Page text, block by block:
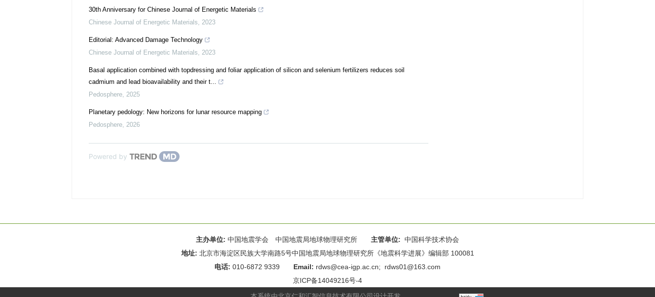
30th Anniversary for Chinese Journal of Energetic Materials
Chinese Journal of Energetic Materials, 2023
Editorial: Advanced Damage Technology
Chinese Journal of Energetic Materials, 2023
Basal application combined with topdressing and foliar application of silicon and selenium fertilizers reduces soil
cadmium and lead bioavailability and their t...
Pedosphere, 2025
Planetary pedology: New horizons for lunar resource mapping
Pedosphere, 2026
Powered by
主办单位: 中国地震学会 中国地震局地球物理研究所 主管单位: 中国科学技术协会
地址: 北京市海淀区民族大学南路5号中国地震局地球物理研究所《地震科学进展》编辑部 100081
电话: 010-6872 9339 Email: rdws@cea-igp.ac.cn; rdws01@163.com
京ICP备14049216号-4